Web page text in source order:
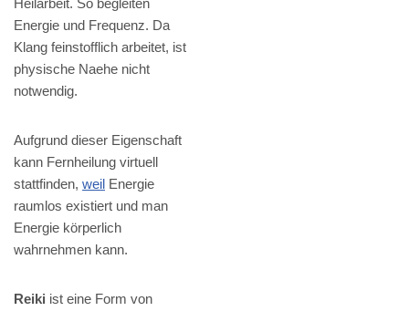
Energie und Frequenz. Da
Klang feinstofflich arbeitet, ist
physische Naehe nicht
notwendig.
Aufgrund dieser Eigenschaft
kann Fernheilung virtuell
stattfinden, weil Energie
raumlos existiert und man
Energie körperlich
wahrnehmen kann.
Reiki ist eine Form von